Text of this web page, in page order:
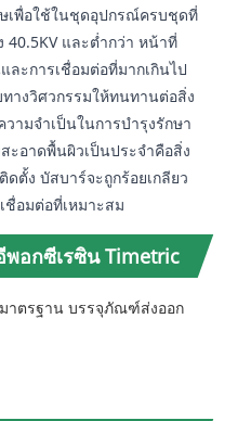
เพื่อใช้ในชุดอุปกรณ์ครบชุดที่
40.5KV และต่ำกว่า หน้าที่
ะการเชื่อมต่อที่มากเกินไป
างวิศวกรรมให้ทนทานต่อสิ่ง
ามจำเป็นในการบำรุงรักษา
ะอาดพื้นผิวเป็นประจำคือสิ่ง
ดตั้ง บัสบาร์จะถูกร้อยเกลียว
ชื่อมต่อที่เหมาะสม
อกซีเรซิน Timetric
าตรฐาน บรรจุภัณฑ์ส่งออก